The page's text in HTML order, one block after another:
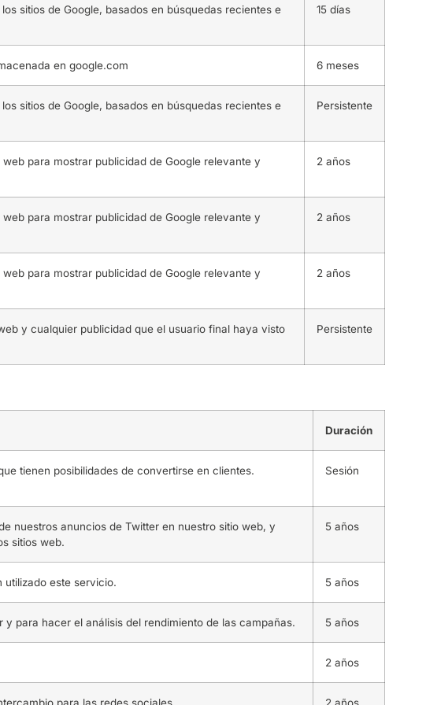
sitios de Google, basados en búsquedas recientes e
15 días
en google.com 6 meses
sitios de Google, basados en búsquedas recientes e
Persistente
para mostrar publicidad de Google relevante y
2 años
para mostrar publicidad de Google relevante y
2 años
para mostrar publicidad de Google relevante y
2 años
y cualquier publicidad que el usuario final haya visto
Persistente
Duración
tienen posibilidades de convertirse en clientes. Sesión
nuestros anuncios de Twitter en nuestro sitio web, y
sitios web.
5 años
utilizado este servicio. 5 años
para hacer el análisis del rendimiento de las campañas. 5 años
2 años
para las redes sociales. 2 años